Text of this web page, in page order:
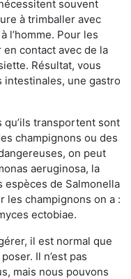
souvent
à trimballer avec
l’homme. Pour les
contact avec de la
Résultat, vous
une gastro
qu’ils transportent sont
champignons ou des
on peut
aeruginosa, la
espèces de Salmonella
les champignons on a :
ectobiae.
il est normal que
Il n’est pas
mais nous pouvons